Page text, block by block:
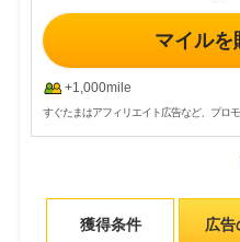
マイルを
+1,000mile
すぐたまはアフィリエイト広告など、プロ
獲得条件 広告